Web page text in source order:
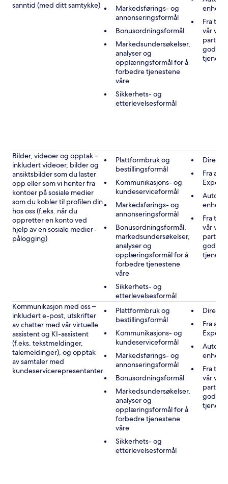
sanntid (med ditt samtykke)
Markedsførings- og
annonseringsformål
Bonusordningsformål
Markedsundersøkelser,
analyser og
opplæringsformål for å
forbedre tjenestene
våre
Sikkerhets- og
etterlevelsesformål
Fra
vår
Bilder, videoer og opptak –
inkludert videoer, bilder og
ansiktsbilder som du laster
opp eller som vi henter fra
kontoer på sosiale medier
som du kobler til profilen din
hos oss (f.eks. når du
oppretter en konto ved
hjelp av en sosiale medier-
pålogging)
Plattformbruk og
bestillingsformål
Kommunikasjons- og
kundeserviceformål
Markedsførings- og
annonseringsformål
Bonusordningsformål,
markedsundersøkelser,
analyser og
opplæringsformål for å
forbedre tjenestene
våre
Sikkerhets- og
etterlevelsesformål
Fra
Fra
vår
Kommunikasjon med oss –
inkludert e-post, utskrifter
av chatter med vår virtuelle
assistent og KI-assistent
(f.eks. tekstmeldinger,
talemeldinger), og opptak
av samtaler med
kundeservicerepresentanter
Plattformbruk og
bestillingsformål
Kommunikasjons- og
kundeserviceformål
Markedsførings- og
annonseringsformål
Bonusordningsformål
Markedsundersøkelser,
analyser og
opplæringsformål for å
forbedre tjenestene
våre
Sikkerhets- og
etterlevelsesformål
Fra
Fra
vår